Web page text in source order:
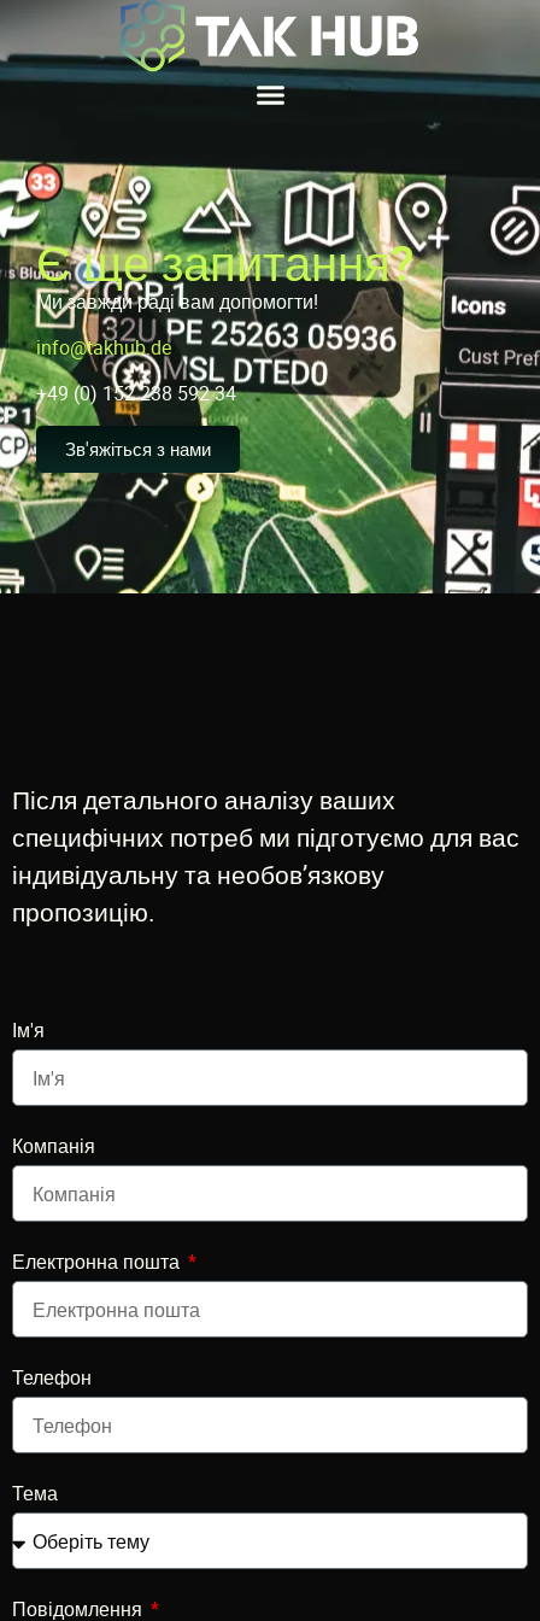
Є ще запитання?
Ми завжди раді вам допомогти!
info@takhub.de
+49 (0) 152 238 592 34
Зв'яжіться з нами
Після детального аналізу ваших
специфічних потреб ми підготуємо для вас
індивідуальну та необов’язкову
пропозицію.
Ім'я
Компанія
Електронна пошта
Телефон
Тема
Повідомлення